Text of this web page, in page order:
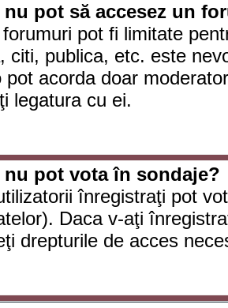
nu pot să accesez un
pot fi limitate
citi, publica, etc. este
pot acorda doar
legatura cu ei.
nu pot vota în sondaje?
înregistraţi pot
Daca v-aţi
drepturile de acces